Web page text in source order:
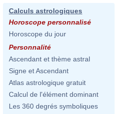
Calculs astrologiques
Horoscope personnalisé
Horoscope du jour
Personnalité
Ascendant et thème astral
Signe et Ascendant
Atlas astrologique gratuit
Calcul de l'élément dominant
Les 360 degrés symboliques